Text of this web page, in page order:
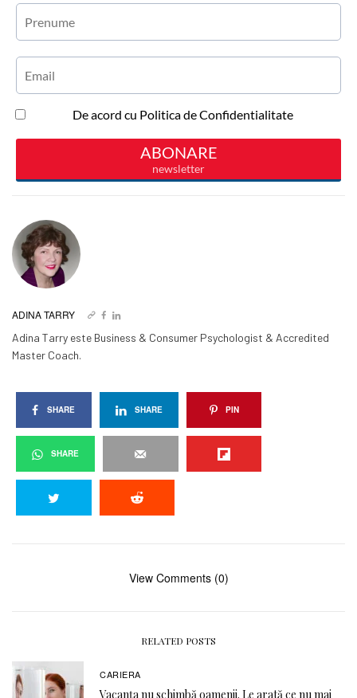
ADINA TARRY
Adina Tarry este Business & Consumer Psychologist & Accredited
Master Coach.
SHARE SHARE PIN
SHARE
View Comments (0)
RELATED POSTS
CARIERA
Vacanța nu schimbă oamenii. Le arată ce nu mai